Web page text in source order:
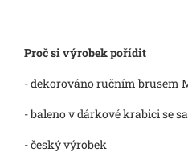
Proč si výrobek pořídit
- dekorováno ručním brusem
- baleno v dárkové krabici se
- český výrobek